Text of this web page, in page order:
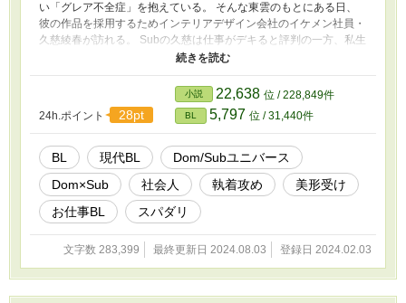
い「グレア不全症」を抱えている。 そんな東雲のもとにある日、
彼の作品を採用するためインテリアデザイン会社のイケメン社員・
久慈綾春が訪れる。 Subの久慈は仕事がデキると評判の一方、私生
活では欲求不満な日々を過ごしていた。 Domの東雲と、Subの久
慈——二人が出会って、三週間が過ぎた頃。 久慈はマナーの悪い
Domに言い寄られ、サブドロップに陥ってしまう。その久慈を助け
たのは、Domを蹴散らすGlareを放った東雲だった。 どうやら東雲
は、久慈が相手ならGlareが放てるらしい。 そこで東雲は久慈に
「グレア不全症を治すため、リハビリ相手としてセックス無しのプ
レイに付き合ってほしい」と懇願。 久慈は迷った末に、東雲を手
助けをすることとなり——。 【CP】 Glareを出せない病を抱える
陶芸家Dom(33歳)×満たされ不足のイケメンSub(27歳) 【注意・そ
の他】 ・Dom/Subユニバースで、独自設定、独自解釈を含みま
す。 ・お仕事要素部分は雰囲気で、ふんわりと読んでいただける
と幸いです。 ・サブタイトルに * →プレイシーン＆R18シーンあ
り。 ・サブタイトルに # →残酷描写あり(そんな重くありません)。
・約24万字、本編全65話（完結済）。今後番外編を追加予定で
24h.ポイント 28pt
小説 22,638 位 / 228,849件
BL 5,797 位 / 31,440件
BL 現代BL
Dom/Subユニバース
Dom×Sub
社会人 執着攻め
美形受け
お仕事BL
スパダリ
文字数 283,399 最終更新日 2024.08.03 登録日 2024.02.03